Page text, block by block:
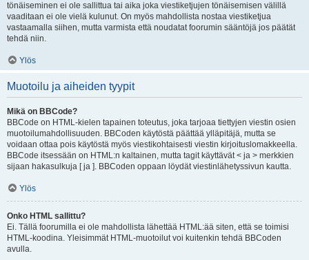
tönäiseminen ei ole sallittua tai aika joka viestiketjujen tönäisemisen välillä
vaaditaan ei ole vielä kulunut. On myös mahdollista nostaa viestiketjua
vastaamalla siihen, mutta varmista että noudatat foorumin sääntöjä jos päätät
tehdä niin.
Ylös
Muotoilu ja aiheiden tyypit
Mikä on BBCode?
BBCode on HTML-kielen tapainen toteutus, joka tarjoaa tiettyjen viestin osien
muotoilumahdollisuuden. BBCoden käytöstä päättää ylläpitäjä, mutta se
voidaan ottaa pois käytöstä myös viestikohtaisesti viestin kirjoituslomakkeella.
BBCode itsessään on HTML:n kaltainen, mutta tagit käyttävät < ja > merkkien
sijaan hakasulkuja [ ja ]. BBCoden oppaan löydät viestinlähetyssivun kautta.
Ylös
Onko HTML sallittu?
Ei. Tällä foorumilla ei ole mahdollista lähettää HTML:ää siten, että se toimisi
HTML-koodina. Yleisimmät HTML-muotoilut voi kuitenkin tehdä BBCoden
avulla.